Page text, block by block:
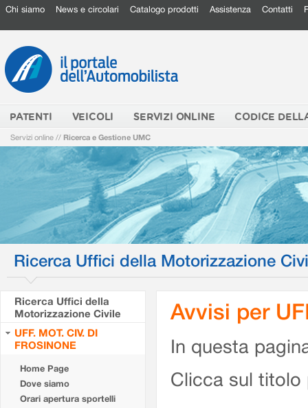
Chi siamo News e circolari Catalogo prodotti Assistenza Contatti
PATENTI VEICOLI SERVIZI ONLINE CODICE
Servizi online // Ricerca e Gestione UMC
Ricerca Uffici della Motorizzazione
Ricerca Uffici della
Motorizzazione Civile
UFF. MOT. CIV. DI
FROSINONE
Home Page
Dove siamo
Orari apertura sportelli
Avvisi per
In questa
Clicca sul titolo